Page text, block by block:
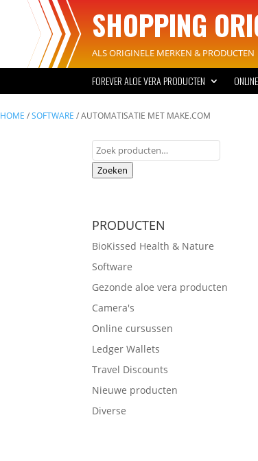
SHOPPING
ALS ORIGINELE MERKEN & PRODUCTEN
FOREVER ALOE VERA PRODUCTEN
HOME /SOFTWARE / AUTOMATISATIE MET MAKE.COM
Zoeken
naar:
Zoeken
PRODUCTEN
BioKissed Health & Nature
Software
Gezonde aloe vera producten
Camera's
Online cursussen
Ledger Wallets
Travel Discounts
Nieuwe producten
Diverse